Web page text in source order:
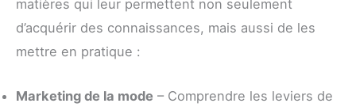
matières qui leur permettent non seulement
d’acquérir des connaissances, mais aussi de les
mettre en pratique :
Marketing de la mode – Comprendre les leviers de